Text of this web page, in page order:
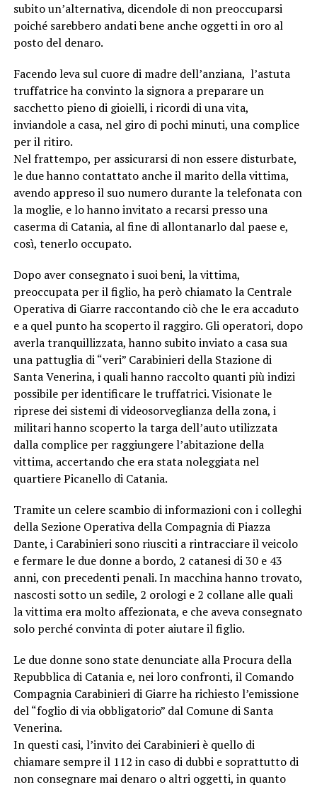
subito un’alternativa, dicendole di non preoccuparsi
poiché sarebbero andati bene anche oggetti in oro al
posto del denaro.
Facendo leva sul cuore di madre dell’anziana, l’astuta
truffatrice ha convinto la signora a preparare un
sacchetto pieno di gioielli, i ricordi di una vita,
inviandole a casa, nel giro di pochi minuti, una complice
per il ritiro.
Nel frattempo, per assicurarsi di non essere disturbate,
le due hanno contattato anche il marito della vittima,
avendo appreso il suo numero durante la telefonata con
la moglie, e lo hanno invitato a recarsi presso una
caserma di Catania, al fine di allontanarlo dal paese e,
così, tenerlo occupato.
Dopo aver consegnato i suoi beni, la vittima,
preoccupata per il figlio, ha però chiamato la Centrale
Operativa di Giarre raccontando ciò che le era accaduto
e a quel punto ha scoperto il raggiro. Gli operatori, dopo
averla tranquillizzata, hanno subito inviato a casa sua
una pattuglia di “veri” Carabinieri della Stazione di
Santa Venerina, i quali hanno raccolto quanti più indizi
possibile per identificare le truffatrici. Visionate le
riprese dei sistemi di videosorveglianza della zona, i
militari hanno scoperto la targa dell’auto utilizzata
dalla complice per raggiungere l’abitazione della
vittima, accertando che era stata noleggiata nel
quartiere Picanello di Catania.
Tramite un celere scambio di informazioni con i colleghi
della Sezione Operativa della Compagnia di Piazza
Dante, i Carabinieri sono riusciti a rintracciare il veicolo
e fermare le due donne a bordo, 2 catanesi di 30 e 43
anni, con precedenti penali. In macchina hanno trovato,
nascosti sotto un sedile, 2 orologi e 2 collane alle quali
la vittima era molto affezionata, e che aveva consegnato
solo perché convinta di poter aiutare il figlio.
Le due donne sono state denunciate alla Procura della
Repubblica di Catania e, nei loro confronti, il Comando
Compagnia Carabinieri di Giarre ha richiesto l’emissione
del “foglio di via obbligatorio” dal Comune di Santa
Venerina.
In questi casi, l’invito dei Carabinieri è quello di
chiamare sempre il 112 in caso di dubbi e soprattutto di
non consegnare mai denaro o altri oggetti, in quanto